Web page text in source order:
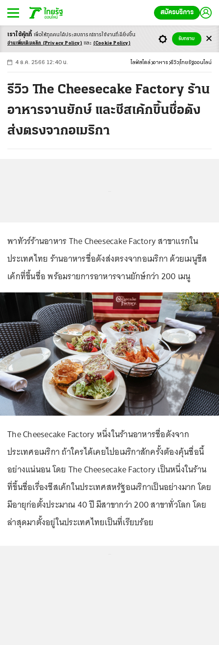
สมัครบริการ
-ก ก ก+
4 ธ.ค. 2566 12:40 น. ไลฟ์สไตล์ อาหาร รีวิว ไทยรัฐออนไลน์
รีวิว The Cheesecake Factory ร้าน
อาหารจานยักษ์ และชีสเค้กขึ้นชื่อดัง
ส่งตรงจากอเมริกา
พาทัวร์ร้านอาหาร The Cheesecake Factory สาขาแรกใน
ประเทศไทย ร้านอาหารชื่อดังส่งตรงจากอเมริกา ด้วยเมนูชีส
เค้กที่ขึ้นชื่อ พร้อมรายการอาหารจานยักษ์กว่า 200 เมนู
The Cheesecake Factory หนึ่งในร้านอาหารชื่อดังจาก
ประเทศอเมริกา ถ้าใครได้เคยไปอเมริกาสักครั้งต้องคุ้นชื่อนี้
อย่างแน่นอน โดย The Cheesecake Factory เป็นหนึ่งในร้าน
ที่ขึ้นชื่อเรื่องชีสเค้กในประเทศสหรัฐอเมริกาเป็นอย่างมาก โดย
มีอายุก่อตั้งประมาณ 40 ปี มีสาขากว่า 200 สาขาทั่วโลก โดย
ล่าสุดมาตั้งอยู่ในประเทศไทยเป็นที่เรียบร้อย
เราใช้คุ้กกี้ เพื่อให้ทุกคนได้ประสบการณ์การใช้งานที่ดียิ่งขึ้น
อ่านเพิ่มเติมคลิก (Privacy Policy) และ (Cookie Policy)
รับทราบ